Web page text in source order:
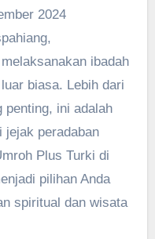
ibadah
biasa. Lebih dari
penting, ini adalah
jejak peradaban
Plus Turki di
pilihan Anda
spiritual dan wisata